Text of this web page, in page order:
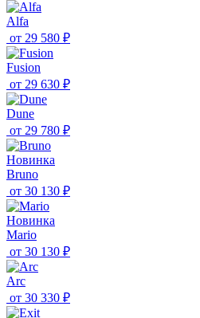
Alfa
от 29 580 ₽
Fusion
от 29 630 ₽
Dune
от 29 780 ₽
Новинка
Bruno
от 30 130 ₽
Новинка
Mario
от 30 130 ₽
Arc
от 30 330 ₽